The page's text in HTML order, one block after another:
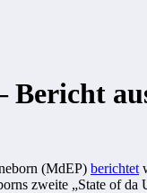
(MdEP) berichtet
zweite „State of